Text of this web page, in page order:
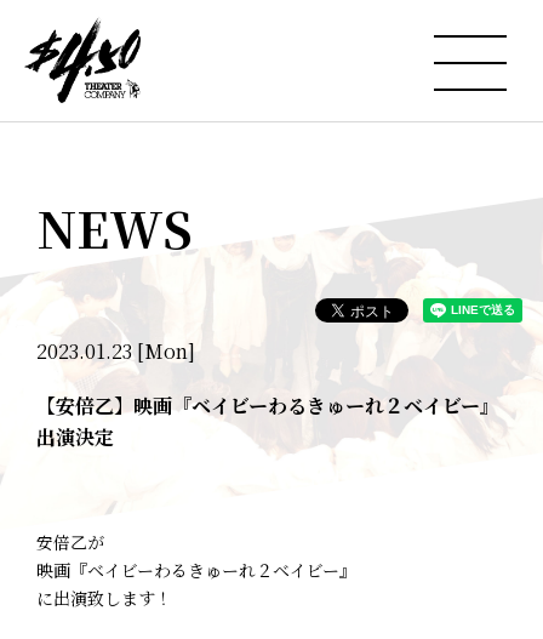
NEWS
2023.01.23 [Mon]
【安倍乙】映画『ベイビーわるきゅーれ２ベイビー』
出演決定
安倍乙が
映画『ベイビーわるきゅーれ２ベイビー』
に出演致します！